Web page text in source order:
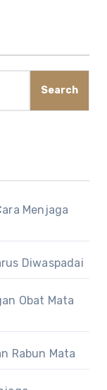
Search
Menjaga
Diwaspadai
Obat Mata
Rabun Mata